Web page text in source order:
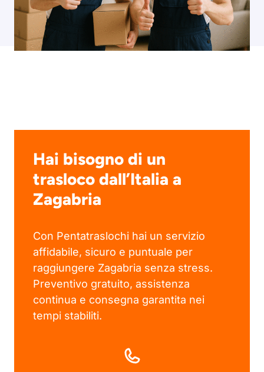
Hai bisogno di un
trasloco dall’Italia a
Zagabria
Con Pentatraslochi hai un servizio
affidabile, sicuro e puntuale per
raggiungere Zagabria senza stress.
Preventivo gratuito, assistenza
continua e consegna garantita nei
tempi stabiliti.